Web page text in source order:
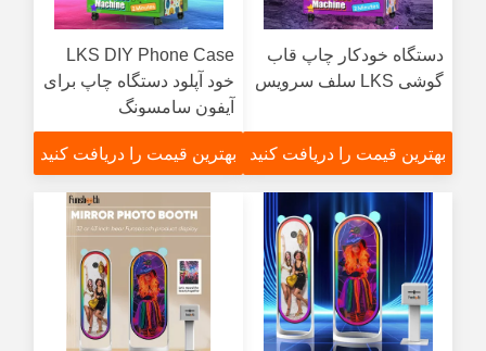
دستگاه خودکار چاپ قاب
گوشی LKS سلف سرویس
بهترین قیمت را دریافت کنید
LKS DIY Phone Case
خود آپلود دستگاه چاپ برای
آیفون سامسونگ
بهترین قیمت را دریافت کنید